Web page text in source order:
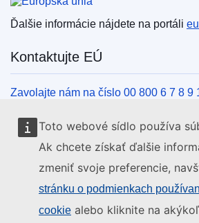
Toto webové sídlo používa
Ak chcete získať ďalšie
zmeniť svoje preferencie,
stránku o podmienkach
cookie alebo kliknite na
Ďalšie informácie nájdete na portáli
Kontaktujte EÚ
Zavolajte nám na číslo 00 800 6 7 8 9
Iné spôsoby, ako nás kontaktovať
Napíšte nám cez kontaktný formulár
Navštívte nás v niektorom z centier EÚ